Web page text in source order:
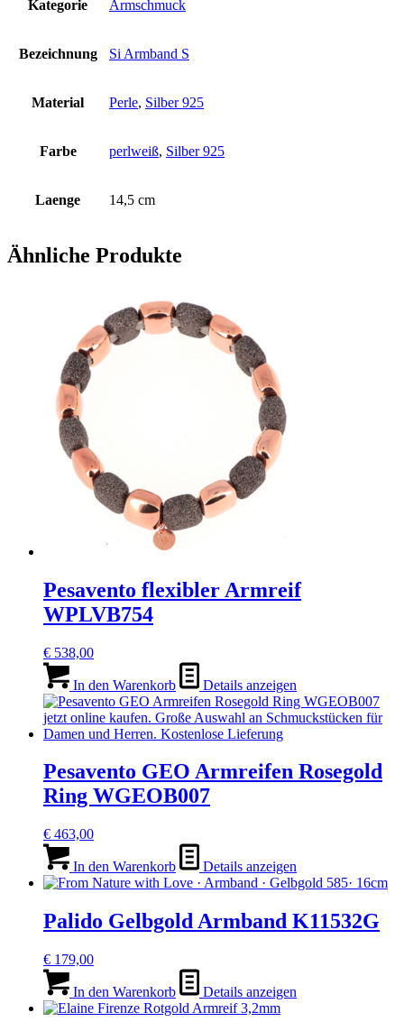
Kategorie Armschmuck
Bezeichnung Si Armband S
Material Perle, Silber 925
Farbe perlweiß, Silber 925
Laenge 14,5 cm
Ähnliche Produkte
Pesavento flexibler Armreif
WPLVB754
€ 538,00
In den Warenkorb Details anzeigen
Pesavento GEO Armreifen Rosegold
Ring WGEOB007
€ 463,00
In den Warenkorb Details anzeigen
Palido Gelbgold Armband K11532G
€ 179,00
In den Warenkorb Details anzeigen